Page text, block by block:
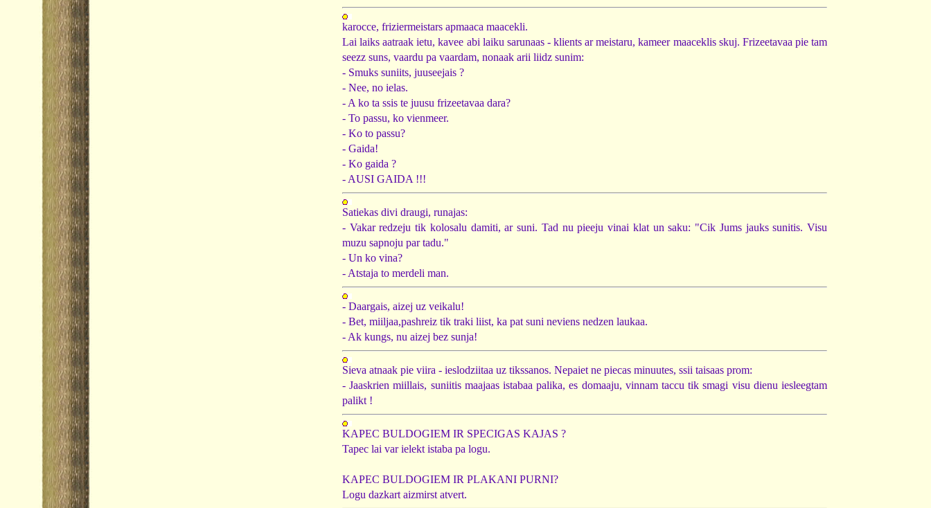
karocce, friziermeistars apmaaca maacekli.
Lai laiks aatraak ietu, kavee abi laiku sarunaas - klients ar meistaru, kameer maaceklis skuj. Frizeetavaa pie tam
seezz suns, vaardu pa vaardam, nonaak arii liidz sunim:
- Smuks suniits, juuseejais ?
- Nee, no ielas.
- A ko ta ssis te juusu frizeetavaa dara?
- To passu, ko vienmeer.
- Ko to passu?
- Gaida!
- Ko gaida ?
- AUSI GAIDA !!!
Satiekas divi draugi, runajas:
- Vakar redzeju tik kolosalu damiti, ar suni. Tad nu pieeju vinai klat un saku: "Cik Jums jauks sunitis. Visu
muzu sapnoju par tadu."
- Un ko vina?
- Atstaja to merdeli man.
- Daargais, aizej uz veikalu!
- Bet, miiljaa,pashreiz tik traki liist, ka pat suni neviens nedzen laukaa.
- Ak kungs, nu aizej bez sunja!
Sieva atnaak pie viira - ieslodziitaa uz tikssanos. Nepaiet ne piecas minuutes, ssii taisaas prom:
- Jaaskrien miillais, suniitis maajaas istabaa palika, es domaaju, vinnam taccu tik smagi visu dienu iesleegtam
palikt !
KAPEC BULDOGIEM IR SPECIGAS KAJAS ?
Tapec lai var ielekt istaba pa logu.
KAPEC BULDOGIEM IR PLAKANI PURNI?
Logu dazkart aizmirst atvert.